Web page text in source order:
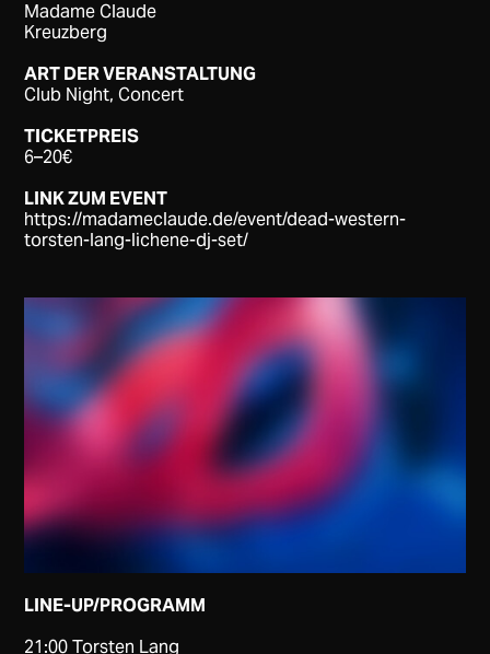
Madame Claude
Kreuzberg
ART DER VERANSTALTUNG
Club Night, Concert
TICKETPREIS
6–20€
LINK ZUM EVENT
https://madameclaude.de/event/dead-western-
torsten-lang-lichene-dj-set/
LINE-UP/PROGRAMM
21:00 Torsten Lang